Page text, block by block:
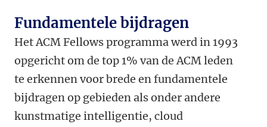
Fundamentele bijdragen
Het ACM Fellows programma werd in 1993
opgericht om de top 1% van de ACM leden
te erkennen voor brede en fundamentele
bijdragen op gebieden als onder andere
kunstmatige intelligentie, cloud